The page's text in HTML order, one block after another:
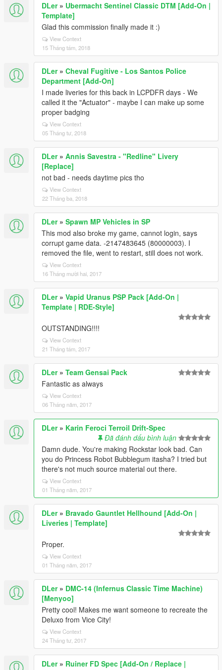
DLer» Ubermacht Sentinel Classic DTM [Add-On |
Template]
Glad this commission finally made it :)
View Context
15 Tháng tám, 2018
DLer» Cheval Fugitive - Los Santos Police
Department [Add-On]
I made liveries for this back in LCPDFR days - We
called it the "Actuator" - maybe I can make up some
proper badging
View Context
05 Tháng tư, 2018
DLer» Annis Savestra - "Redline" Livery
[Replace]
not bad - needs daytime pics tho
View Context
22 Tháng ba, 2018
DLer» Spawn MP Vehicles in SP
This mod also broke my game, cannot login, says
corrupt game data. -2147483645 (80000003). I
removed the file, went to restart, still does not work.
View Context
16 Tháng mười hai, 2017
DLer» Vapid Uranus PSP Pack [Add-On |
Template | RDE-Style]
OUTSTANDING!!!!
View Context
21 Tháng tám, 2017
DLer» Team Gensai Pack
Fantastic as always
View Context
06 Tháng năm, 2017
DLer» Karin Feroci Terroil Drift-Spec
Đã đánh dấu bình luận
Damn dude. You're making Rockstar look bad. Can
you do Princess Robot Bubblegum itasha? I tried but
there's not much source material out there.
View Context
01 Tháng năm, 2017
DLer» Bravado Gauntlet Hellhound [Add-On |
Liveries | Template]
Proper.
View Context
01 Tháng năm, 2017
DLer» DMC-14 (Infernus Classic Time Machine)
[Menyoo]
Pretty cool! Makes me want someone to recreate the
Deluxo from Vice City!
View Context
24 Tháng tư, 2017
DLer» Ruiner FD Spec [Add-On / Replace |